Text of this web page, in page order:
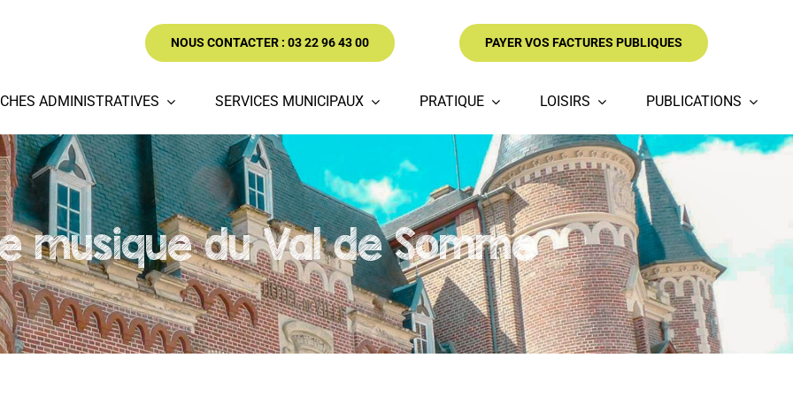
NOUS CONTACTER : 03 22 96 43 00 PAYER VOS FACTURES PUBLIQUES
ADMINISTRATIVES SERVICES MUNICIPAUX PRATIQUE LOISIRS PUBLICATIONS
musique du Val de Somme